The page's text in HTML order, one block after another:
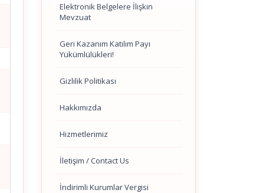
Elektronik Belgelere İlişkin
Mevzuat
Geri Kazanım Katılım Payı
Yükümlülükleri!
Gizlilik Politikası
Hakkımızda
Hizmetlerimiz
İletişim / Contact Us
İndirimli Kurumlar Vergisi